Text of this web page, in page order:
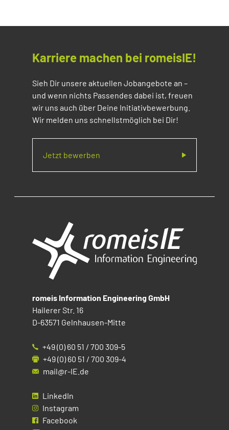
Karriere machen bei romeisIE!
Sieh Dir unsere aktuellen Jobangebote an –
und wenn nichts Passendes dabei ist, freuen
wir uns auch über Deine Initiativbewerbung.
Wir melden uns schnellstmöglich bei Dir!
Jetzt bewerben
romeis Information Engineering GmbH
Hailerer Str. 16
D-63571 Gelnhausen-Mitte
+49 (0) 60 51 / 700 309-5
+49 (0) 60 51 / 700 309-4
mail@r-IE.de
LinkedIn
Instagram
Facebook